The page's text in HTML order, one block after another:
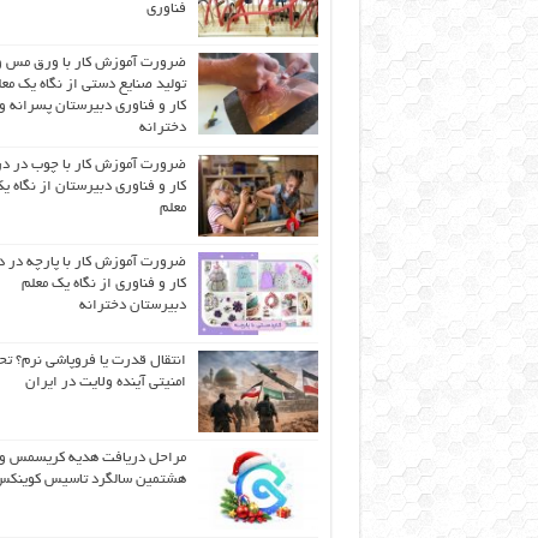
فناوری
ضرورت آموزش کار با ورق مس
تولید صنایع دستی از نگاه یک
کار و فناوری دبیرستان پسرانه و
دخترانه
ضرورت آموزش کار با چوب در
کار و فناوری دبیرستان از نگاه
معلم
ضرورت آموزش کار با پارچه
کار و فناوری از نگاه یک معلم
دبیرستان دخترانه
انتقال قدرت یا فروپاشی نرم؟
امنیتی آینده ولایت در ایران
مراحل دریافت هدیه کریسمس و
هشتمین سالگرد تاسیس